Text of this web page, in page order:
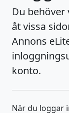
Du
åt vissa
Annons
konto.
När du loggar